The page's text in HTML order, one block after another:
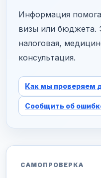
Информация
визы или бюджета.
налоговая,
консультация.
Как мы проверяем
Сообщить об
САМОПРОВЕРКА